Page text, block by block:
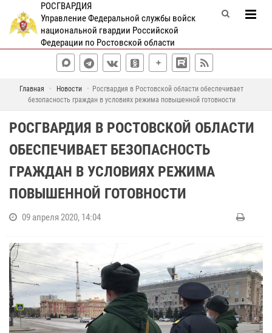
РОСГВАРДИЯ
Управление Федеральной службы войск
национальной гвардии Российской
Федерации по Ростовской области
Главная Новости
Росгвардия в Ростовской области обеспечивает
безопасность граждан в условиях режима повышенной готовности
РОСГВАРДИЯ В РОСТОВСКОЙ ОБЛАСТИ
ОБЕСПЕЧИВАЕТ БЕЗОПАСНОСТЬ
ГРАЖДАН В УСЛОВИЯХ РЕЖИМА
ПОВЫШЕННОЙ ГОТОВНОСТИ
09 апреля 2020, 14:04